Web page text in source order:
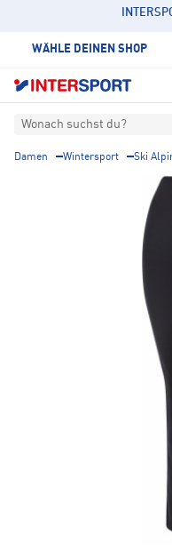
WÄHLE DEINEN SHOP
Wonach suchst du?
Damen Wintersport Ski